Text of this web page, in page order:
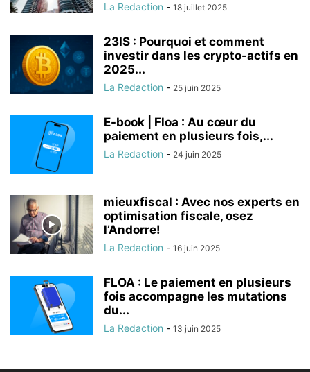
La Redaction - 18 juillet 2025
23IS : Pourquoi et comment
investir dans les crypto-actifs en
2025...
La Redaction - 25 juin 2025
E-book | Floa : Au cœur du
paiement en plusieurs fois,...
La Redaction - 24 juin 2025
mieuxfiscal : Avec nos experts en
optimisation fiscale, osez
l’Andorre!
La Redaction - 16 juin 2025
FLOA : Le paiement en plusieurs
fois accompagne les mutations
du...
La Redaction - 13 juin 2025